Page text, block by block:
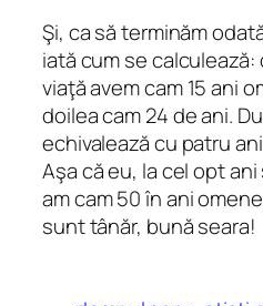
Şi, ca să terminăm
iată cum se calculează:
viaţă avem cam 15 ani
doilea cam 24 de ani.
echivalează cu patru
Aşa că eu, la cel opt
am cam 50 în ani
sunt tânăr, bună seara!